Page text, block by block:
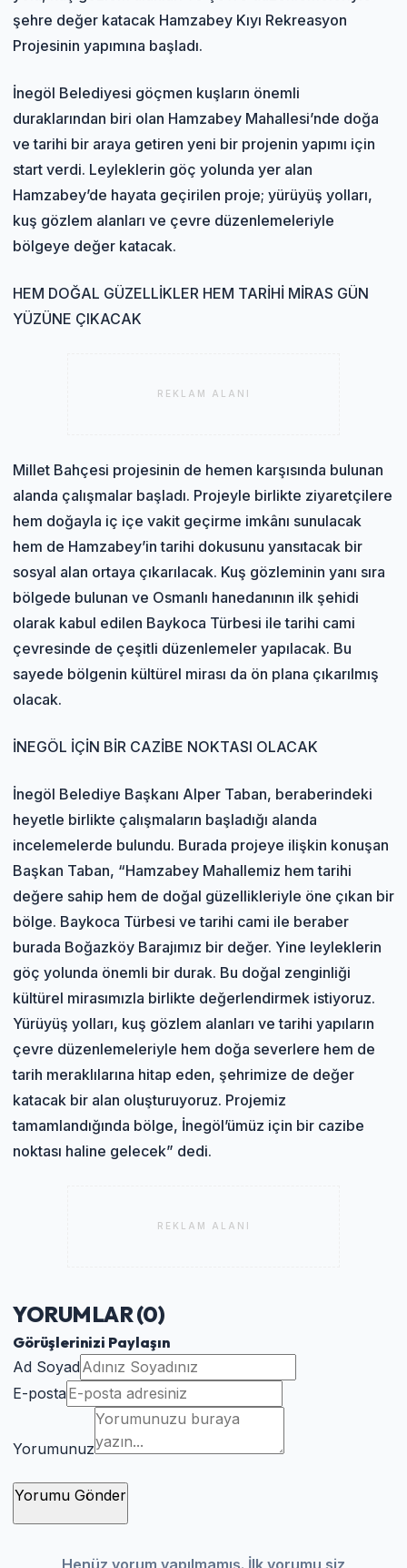
şehre değer katacak Hamzabey Kıyı Rekreasyon
Projesinin yapımına başladı.
İnegöl Belediyesi göçmen kuşların önemli
duraklarından biri olan Hamzabey Mahallesi’nde doğa
ve tarihi bir araya getiren yeni bir projenin yapımı için
start verdi. Leyleklerin göç yolunda yer alan
Hamzabey’de hayata geçirilen proje; yürüyüş yolları,
kuş gözlem alanları ve çevre düzenlemeleriyle
bölgeye değer katacak.
HEM DOĞAL GÜZELLİKLER HEM TARİHİ MİRAS GÜN
YÜZÜNE ÇIKACAK
REKLAM ALANI
Millet Bahçesi projesinin de hemen karşısında bulunan
alanda çalışmalar başladı. Projeyle birlikte ziyaretçilere
hem doğayla iç içe vakit geçirme imkânı sunulacak
hem de Hamzabey’in tarihi dokusunu yansıtacak bir
sosyal alan ortaya çıkarılacak. Kuş gözleminin yanı sıra
bölgede bulunan ve Osmanlı hanedanının ilk şehidi
olarak kabul edilen Baykoca Türbesi ile tarihi cami
çevresinde de çeşitli düzenlemeler yapılacak. Bu
sayede bölgenin kültürel mirası da ön plana çıkarılmış
olacak.
İNEGÖL İÇİN BİR CAZİBE NOKTASI OLACAK
İnegöl Belediye Başkanı Alper Taban, beraberindeki
heyetle birlikte çalışmaların başladığı alanda
incelemelerde bulundu. Burada projeye ilişkin konuşan
Başkan Taban, “Hamzabey Mahallemiz hem tarihi
değere sahip hem de doğal güzellikleriyle öne çıkan bir
bölge. Baykoca Türbesi ve tarihi cami ile beraber
burada Boğazköy Barajımız bir değer. Yine leyleklerin
göç yolunda önemli bir durak. Bu doğal zenginliği
kültürel mirasımızla birlikte değerlendirmek istiyoruz.
Yürüyüş yolları, kuş gözlem alanları ve tarihi yapıların
çevre düzenlemeleriyle hem doğa severlere hem de
tarih meraklılarına hitap eden, şehrimize de değer
katacak bir alan oluşturuyoruz. Projemiz
tamamlandığında bölge, İnegöl’ümüz için bir cazibe
noktası haline gelecek” dedi.
REKLAM ALANI
YORUMLAR (0)
Görüşlerinizi Paylaşın
Ad Soyad
E-posta
Yorumunuz
Yorumu Gönder